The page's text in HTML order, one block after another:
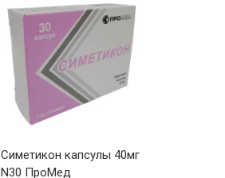
Симетикон капсулы 40мг
N30 ПроМед